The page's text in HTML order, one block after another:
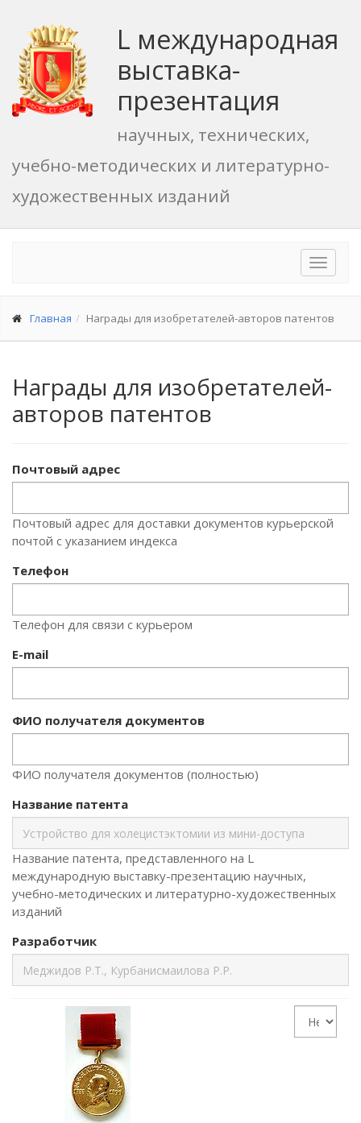
L международная
выставка-
презентация
научных, технических,
учебно-методических и литературно-
художественных изданий
Toggle
Главная Награды для изобретателей-авторов патентов
Награды для изобретателей-
авторов патентов
Почтовый адрес
Почтовый адрес для доставки документов курьерской
почтой с указанием индекса
Телефон
Телефон для связи с курьером
E-mail
ФИО получателя документов
ФИО получателя документов (полностью)
Название патента
Название патента, представленного на L
международную выставку-презентацию научных,
учебно-методических и литературно-художественных
изданий
Разработчик